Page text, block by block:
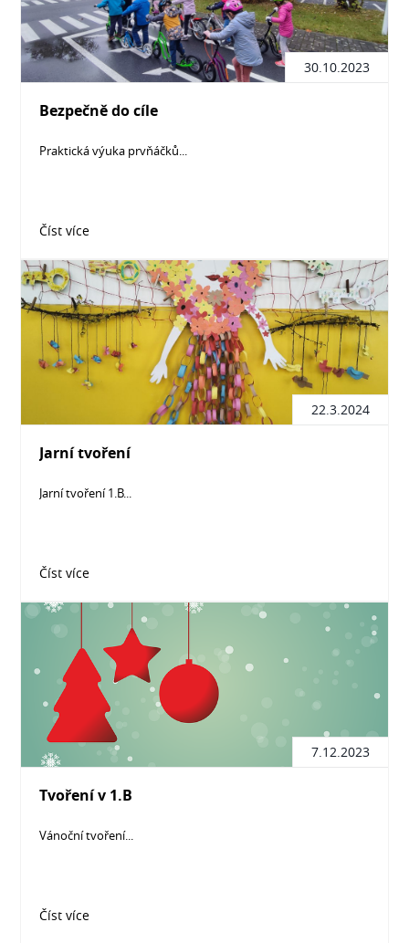
30.10.2023
Bezpečně do cíle
Praktická výuka prvňáčků...
Číst více
22.3.2024
Jarní tvoření
Jarní tvoření 1.B...
Číst více
7.12.2023
Tvoření v 1.B
Vánoční tvoření...
Číst více